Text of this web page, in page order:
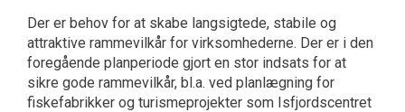
Der er behov for at skabe langsigtede, stabile og
attraktive rammevilkår for virksomhederne. Der er i den
foregående planperiode gjort en stor indsats for at
sikre gode rammevilkår, bl.a. ved planlægning for
fiskefabrikker og turismeprojekter som Isfjordscentret